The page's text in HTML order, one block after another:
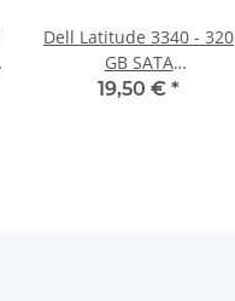
Dell Latitude 3340 - 320
GB SATA
HDD/Festplatte
19,50 € *